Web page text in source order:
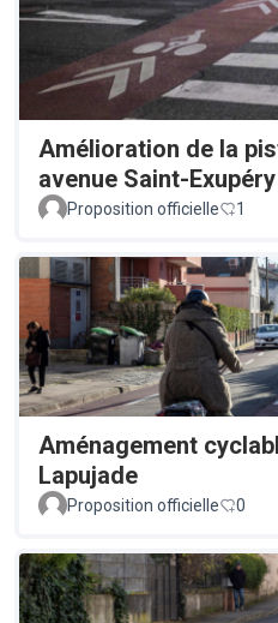
Amélioration de la
avenue Saint-Exupéry
Proposition officielle 1
Aménagement
Lapujade
Proposition officielle 0